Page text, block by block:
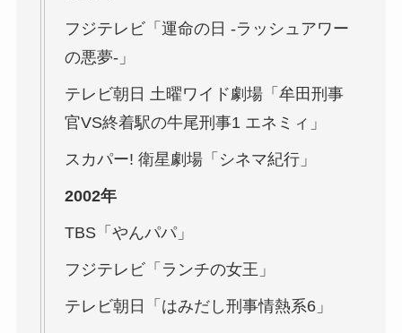
フジテレビ「運命の日 -ラッシュアワー
の悪夢-」
テレビ朝日 土曜ワイド劇場「牟田刑事
官VS終着駅の牛尾刑事1 エネミィ」
スカパー! 衛星劇場「シネマ紀行」
2002年
TBS「やんパパ」
フジテレビ「ランチの女王」
テレビ朝日「はみだし刑事情熱系6」